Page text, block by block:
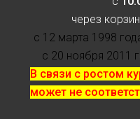
через
с 12 марта 1998
с 20 ноября 2011
В связи с ростом
может не